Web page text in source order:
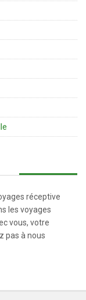
réceptive
les voyages
vous, votre
pas à nous